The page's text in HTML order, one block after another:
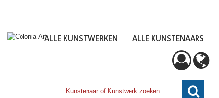
ALLE KUNSTWERKEN ALLE KUNSTENAARS